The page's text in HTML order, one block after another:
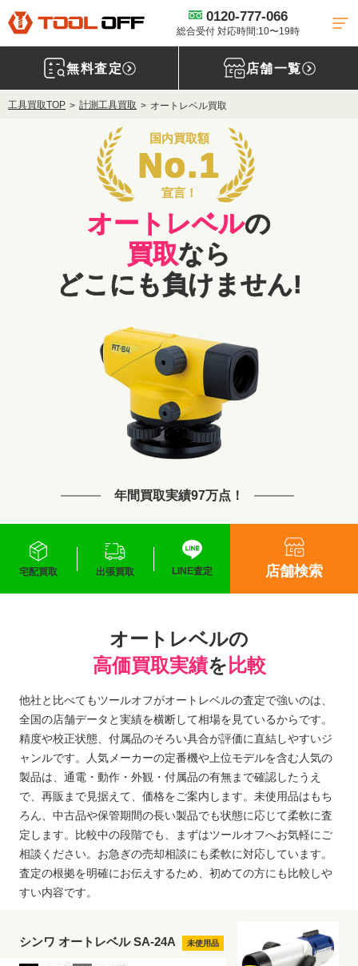
0120-777-066
総合受付 対応時間:10〜19時
無料査定 店舗一覧
工具買取TOP 計測工具買取 オートレベル買取
国内買取額
No.1
宣言！
オートレベルの
買取なら
どこにも負けません!
年間買取実績97万点！
宅配買取 出張買取 LINE査定 店舗検索
オートレベルの
高価買取実績を 比較
他社と比べてもツールオフがオートレベルの査定で強いのは、
全国の店舗データと実績を横断して相場を見ているからです。
精度や校正状態、付属品のそろい具合が評価に直結しやすいジ
ャンルです。人気メーカーの定番機や上位モデルを含む人気の
製品は、通電・動作・外観・付属品の有無まで確認したうえ
で、再販まで見据えて、価格をご案内します。未使用品はもち
ろん、中古品や保管期間の長い製品でも状態に応じて柔軟に査
定します。比較中の段階でも、まずはツールオフへお気軽にご
相談ください。お急ぎの売却相談にも柔軟に対応しています。
査定の根拠を明確にお伝えするため、初めての方にも比較しや
すい内容です。
シンワ オートレベル SA-24A 未使用品